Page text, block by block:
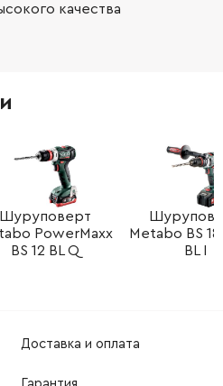
качества
Шуруповерт
PowerMaxx
BS 12 BL Q
Metabo BS 18
BL I
Доставка и оплата